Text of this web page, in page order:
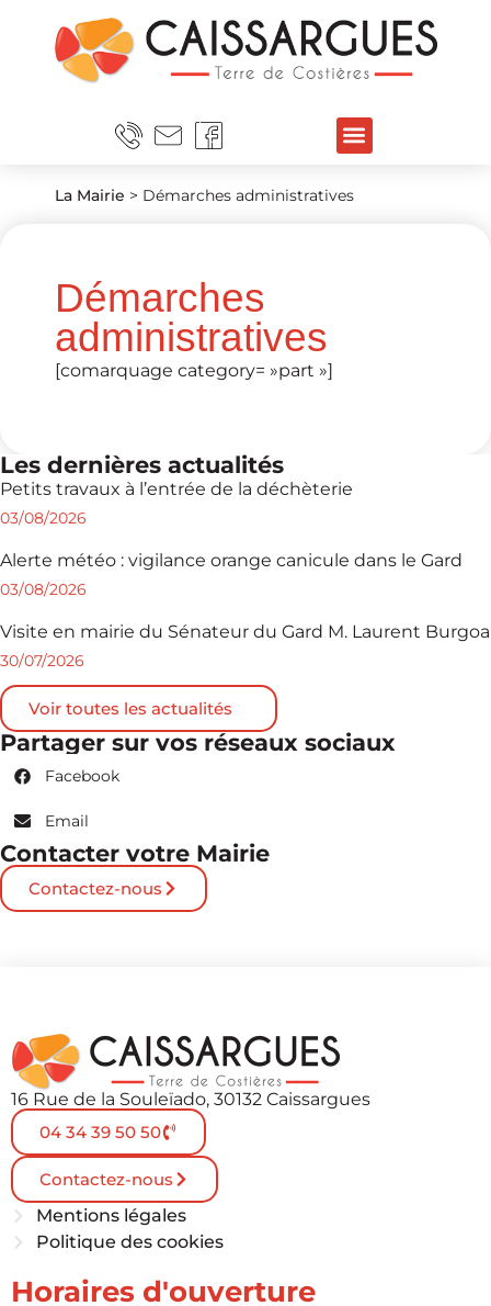
La Mairie > Démarches administratives
Démarches
administratives
[comarquage category= »part »]
Les dernières actualités
Petits travaux à l’entrée de la déchèterie
03/08/2026
Alerte météo : vigilance orange canicule dans le Gard
03/08/2026
Visite en mairie du Sénateur du Gard M. Laurent Burgoa
30/07/2026
Voir toutes les actualités
Partager sur vos réseaux sociaux
Facebook
Email
Contacter votre Mairie
Contactez-nous
16 Rue de la Souleïado, 30132 Caissargues
04 34 39 50 50
Contactez-nous
Mentions légales
Politique des cookies
Horaires d'ouverture